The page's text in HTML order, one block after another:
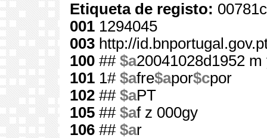
Etiqueta de registo:
001 1294045
003 http://
100 ## $a20041028d1952
101 1# $afre$apor$cpor
102 ## $aPT
105 ## $af z 000gy
106 ## $ar